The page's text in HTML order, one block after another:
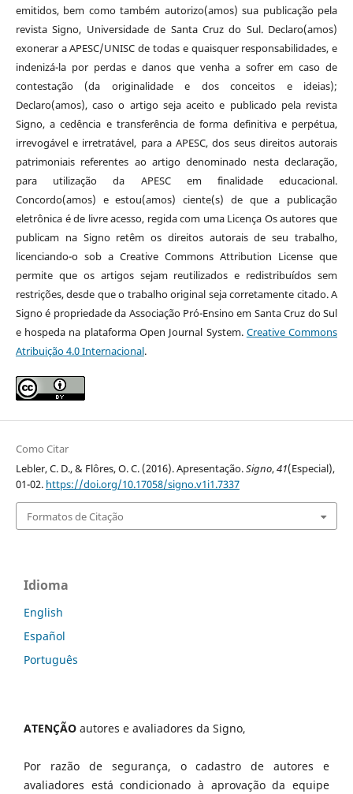
emitidos, bem como também autorizo(amos) sua publicação pela
revista Signo, Universidade de Santa Cruz do Sul. Declaro(amos)
exonerar a APESC/UNISC de todas e quaisquer responsabilidades, e
indenizá-la por perdas e danos que venha a sofrer em caso de
contestação (da originalidade e dos conceitos e ideias);
Declaro(amos), caso o artigo seja aceito e publicado pela revista
Signo, a cedência e transferência de forma definitiva e perpétua,
irrevogável e irretratável, para a APESC, dos seus direitos autorais
patrimoniais referentes ao artigo denominado nesta declaração,
para utilização da APESC em finalidade educacional.
Concordo(amos) e estou(amos) ciente(s) de que a publicação
eletrônica é de livre acesso, regida com uma Licença Os autores que
publicam na Signo retêm os direitos autorais de seu trabalho,
licenciando-o sob a Creative Commons Attribution License que
permite que os artigos sejam reutilizados e redistribuídos sem
restrições, desde que o trabalho original seja corretamente citado. A
Signo é propriedade da Associação Pró-Ensino em Santa Cruz do Sul
e hospeda na plataforma Open Journal System. Creative Commons
Atribuição 4.0 Internacional.
Como Citar
Lebler, C. D., & Flôres, O. C. (2016). Apresentação.Signo,41(Especial),
01-02. https://doi.org/10.17058/signo.v1i1.7337
Formatos de Citação
Idioma
English
Español
Português
ATENÇÃO autores e avaliadores da Signo,
Por razão de segurança, o cadastro de autores e
avaliadores está condicionado à aprovação da equipe